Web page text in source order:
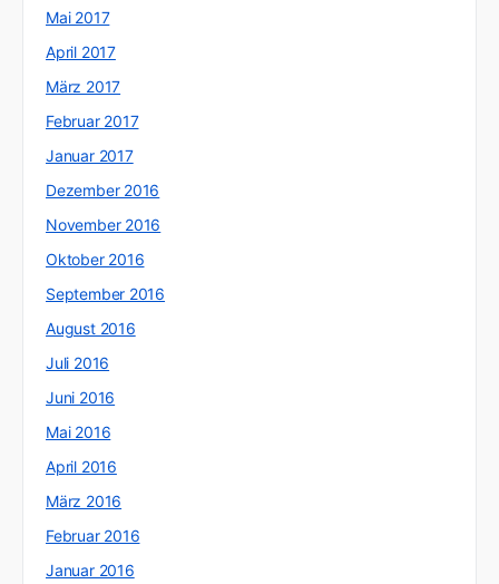
Mai 2017
April 2017
März 2017
Februar 2017
Januar 2017
Dezember 2016
November 2016
Oktober 2016
September 2016
August 2016
Juli 2016
Juni 2016
Mai 2016
April 2016
März 2016
Februar 2016
Januar 2016